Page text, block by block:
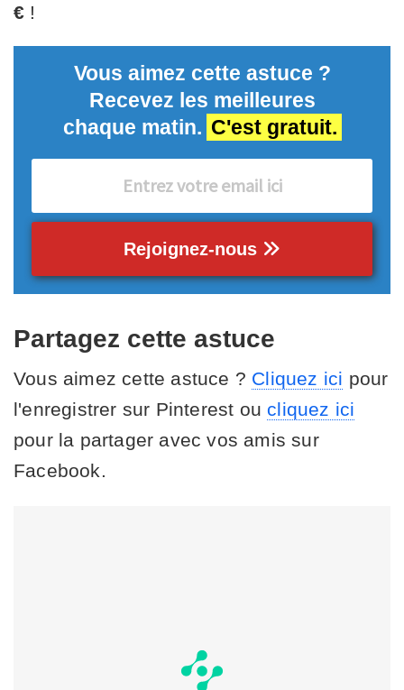
€ !
Vous aimez cette astuce ?
Recevez les meilleures
chaque matin. C'est gratuit.
Rejoignez-nous
Partagez cette astuce
Vous aimez cette astuce ? Cliquez ici pour
l'enregistrer sur Pinterest ou cliquez ici
pour la partager avec vos amis sur
Facebook.